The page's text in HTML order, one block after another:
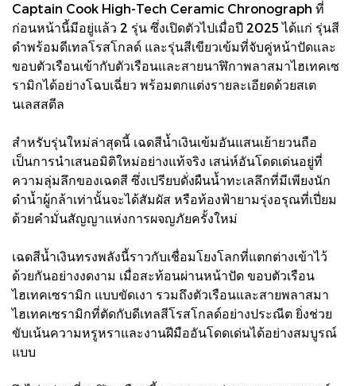
Captain Cook High-Tech Ceramic Chronograph ที่
ก่อนหน้านี้มีอยู่แล้ว 2 รุ่น ซึ่งเปิดตัวไปเมื่อปี 2025 ได้แก่ รุ่นสี
ดำพร้อมดีเทลโรสโกลด์ และรุ่นสีเขียวเข้มที่จับคู่หน้าปัดและ
ขอบตัวเรือนเข้ากับตัวเรือนและสายนาฬิกาพลาสมาไฮเทคเซ
รามิกได้อย่างโฉบเฉี่ยว พร้อมตกแต่งรายละเอียดด้วยสเต
นเลสสตีล
สำหรับรุ่นใหม่ล่าสุดนี้ เฉดสีน้ำเงินเข้มอันแสนเย้ายวนถือ
เป็นการนำเสนอมิติใหม่อย่างแท้จริง เสน่ห์อันโดดเด่นอยู่ที่
ความลุ่มลึกของเฉดสี ซึ่งเปรียบดั่งผืนน้ำทะเลลึกที่มีเพียงนัก
ดำน้ำผู้กล้าเท่านั้นจะได้สัมผัส หรือท้องฟ้ายามรุ่งอรุณที่เปี่ยม
ด้วยคำมั่นสัญญาแห่งการผจญภัยครั้งใหม่
เฉดสีน้ำเงินทรงพลังนี้ราวกับเชื่อมโยงโลกที่แตกต่างเข้าไว้
ด้วยกันอย่างงดงาม เมื่อสะท้อนผ่านหน้าปัด ขอบตัวเรือน
ไฮเทคเซรามิก แบบขัดเงา รวมถึงตัวเรือนและสายพลาสมา
ไฮเทคเซรามิกที่ตัดกับดีเทลสีโรสโกลด์อย่างประณีต ยิ่งช่วย
ขับเน้นความหรูหราและงานฝีมืออันโดดเด่นได้อย่างสมบูรณ์
แบบ